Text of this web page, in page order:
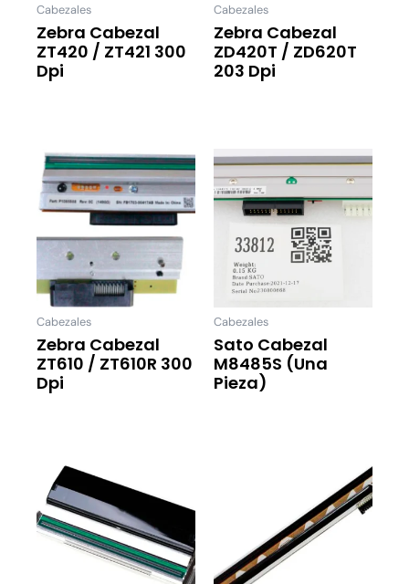
Cabezales
Zebra Cabezal
ZT420 / ZT421 300
Dpi
Cabezales
Zebra Cabezal
ZD420T / ZD620T
203 Dpi
Cabezales
Zebra Cabezal
ZT610 / ZT610R 300
Dpi
Cabezales
Sato Cabezal
M8485S (una
Pieza)